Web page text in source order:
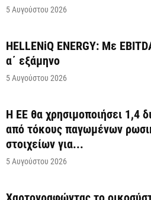
5 Αυγούστου 2026
HELLENiQ ENERGY: Με
α΄ εξάμηνο
5 Αυγούστου 2026
Η ΕΕ θα χρησιμοποιήσει 1,4
από τόκους παγωμένων
στοιχείων για...
5 Αυγούστου 2026